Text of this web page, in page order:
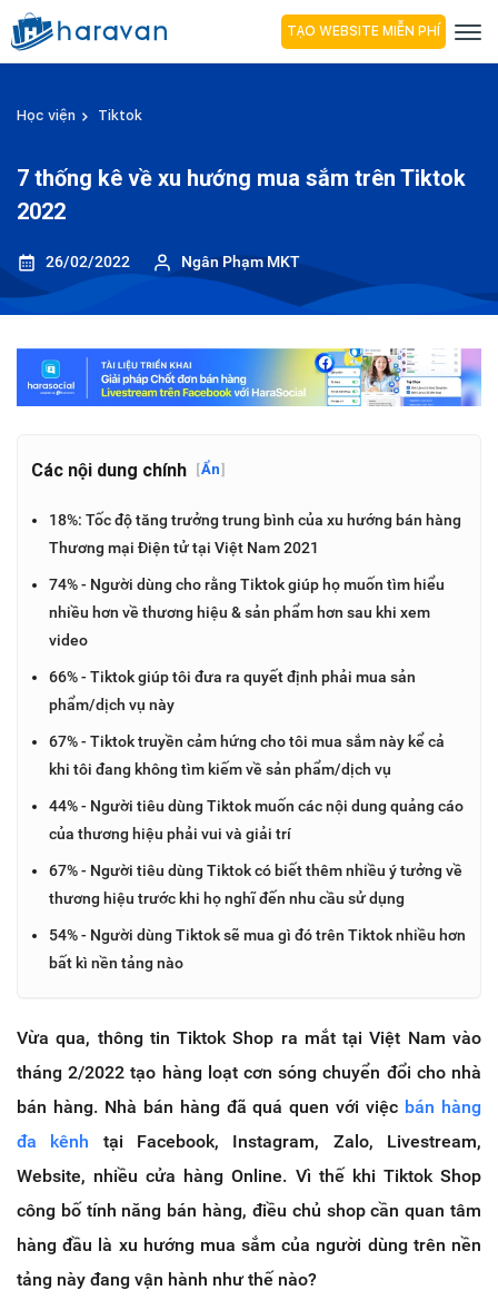
TẠO WEBSITE MIỄN PHÍ
Học viện Tiktok
7 thống kê về xu hướng mua sắm trên Tiktok
2022
26/02/2022 Ngân Phạm MKT
Các nội dung chính [Ẩn]
18%: Tốc độ tăng trưởng trung bình của xu hướng bán hàng
Thương mại Điện tử tại Việt Nam 2021
74% - Người dùng cho rằng Tiktok giúp họ muốn tìm hiểu
nhiều hơn về thương hiệu & sản phẩm hơn sau khi xem
video
66% - Tiktok giúp tôi đưa ra quyết định phải mua sản
phẩm/dịch vụ này
67% - Tiktok truyền cảm hứng cho tôi mua sắm này kể cả
khi tôi đang không tìm kiếm về sản phẩm/dịch vụ
44% - Người tiêu dùng Tiktok muốn các nội dung quảng cáo
của thương hiệu phải vui và giải trí
67% - Người tiêu dùng Tiktok có biết thêm nhiều ý tưởng về
thương hiệu trước khi họ nghĩ đến nhu cầu sử dụng
54% - Người dùng Tiktok sẽ mua gì đó trên Tiktok nhiều hơn
bất kì nền tảng nào
Vừa qua, thông tin Tiktok Shop ra mắt tại Việt Nam vào
tháng 2/2022 tạo hàng loạt cơn sóng chuyển đổi cho nhà
bán hàng. Nhà bán hàng đã quá quen với việc bán hàng
đa kênh tại Facebook, Instagram, Zalo, Livestream,
Website, nhiều cửa hàng Online. Vì thế khi Tiktok Shop
công bố tính năng bán hàng, điều chủ shop cần quan tâm
hàng đầu là xu hướng mua sắm của người dùng trên nền
tảng này đang vận hành như thế nào?